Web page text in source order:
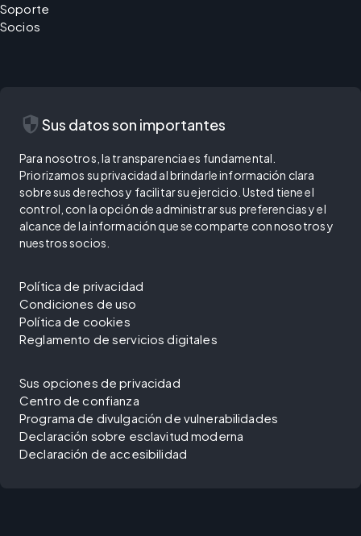
Soporte
Socios
security Sus datos son importantes
Para nosotros, la transparencia es fundamental.
Priorizamos su privacidad al brindarle información clara
sobre sus derechos y facilitar su ejercicio. Usted tiene el
control, con la opción de administrar sus preferencias y el
alcance de la información que se comparte con nosotros y
nuestros socios.
Política de privacidad
Condiciones de uso
Política de cookies
Reglamento de servicios digitales
Sus opciones de privacidad
Centro de confianza
Programa de divulgación de vulnerabilidades
Declaración sobre esclavitud moderna
Declaración de accesibilidad